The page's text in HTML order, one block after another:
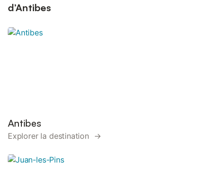
d’Antibes
Antibes
Explorer la destination →